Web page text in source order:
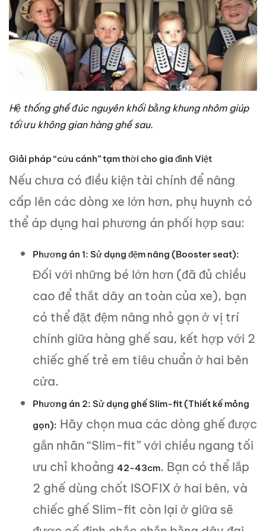
Hệ thống ghế đúc nguyên khối bằng khung nhôm giúp
tối ưu không gian hàng ghế sau.
Giải pháp “cứu cánh” tạm thời cho gia đình Việt
Nếu chưa có điều kiện tài chính để nâng
cấp lên các dòng xe lớn hơn, phụ huynh có
thể áp dụng hai phương án phối hợp sau:
Phương án 1: Sử dụng đệm nâng (Booster seat):
Đối với những bé lớn hơn (đã đủ chiều
cao để thắt dây an toàn của xe), bạn
có thể đặt đệm nâng nhỏ gọn ở vị trí
chính giữa hàng ghế sau, kết hợp với 2
chiếc ghế trẻ em tiêu chuẩn ở hai bên
cửa.
Phương án 2: Sử dụng ghế Slim-fit (Thiết kế mỏng
gọn): Hãy chọn mua các dòng ghế được
gắn nhãn “Slim-fit” với chiều ngang tối
ưu chỉ khoảng 42-43cm. Bạn có thể lắp
2 ghế dùng chốt ISOFIX ở hai bên, và
chiếc ghế Slim-fit còn lại ở giữa sẽ